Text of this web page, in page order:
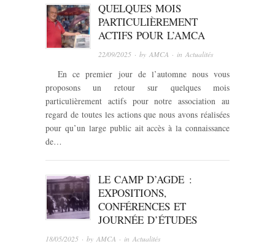
QUELQUES MOIS
PARTICULIÈREMENT
ACTIFS POUR L’AMCA
22/09/2025 · byAMCA · inActualités
En ce premier jour de l’automne nous vous
proposons un retour sur quelques mois
particulièrement actifs pour notre association au
regard de toutes les actions que nous avons réalisées
pour qu’un large public ait accès à la connaissance
de…
LE CAMP D’AGDE :
EXPOSITIONS,
CONFÉRENCES ET
JOURNÉE D’ÉTUDES
18/05/2025 · by AMCA · in Actualités